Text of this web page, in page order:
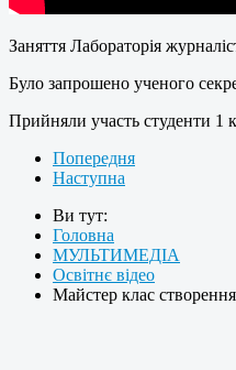
Заняття Лабораторія
Було запрошено ученого
Прийняли участь студенти 1
Попередня
Наступна
Ви тут:
Головна
МУЛЬТИМЕДІА
Освітнє відео
Майстер клас